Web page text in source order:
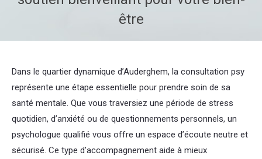
être
Dans le quartier dynamique d’Auderghem, la consultation psy
représente une étape essentielle pour prendre soin de sa
santé mentale. Que vous traversiez une période de stress
quotidien, d’anxiété ou de questionnements personnels, un
psychologue qualifié vous offre un espace d’écoute neutre et
sécurisé. Ce type d’accompagnement aide à mieux